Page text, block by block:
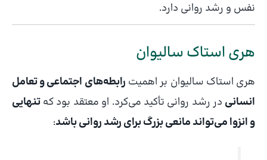
نفس و رشد روانی دارد.
هری استاک سالیوان
هری استاک سالیوان بر اهمیت رابطه‌های اجتماعی و تعامل
انسانی در رشد روانی تأکید می‌کرد. او معتقد بود کهتنهایی
و انزوا می‌تواند مانعی بزرگ برای رشد روانی باشد: